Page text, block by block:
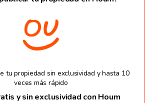
tu propiedad sin exclusividad y hasta 10
veces más rápido
y sin exclusividad con Houm